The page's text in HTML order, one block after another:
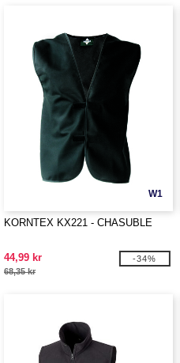
W1
KORNTEX KX221 - CHASUBLE
44,99 kr
68,35 kr
-34%